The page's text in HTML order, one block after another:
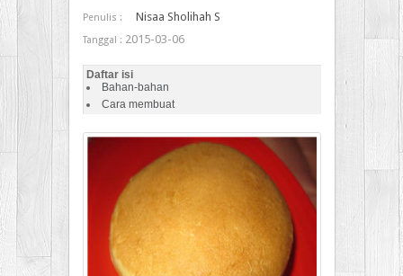
Penulis : Nisaa Sholihah S
Tanggal : 2015-03-06
Daftar isi
Bahan-bahan
Cara membuat